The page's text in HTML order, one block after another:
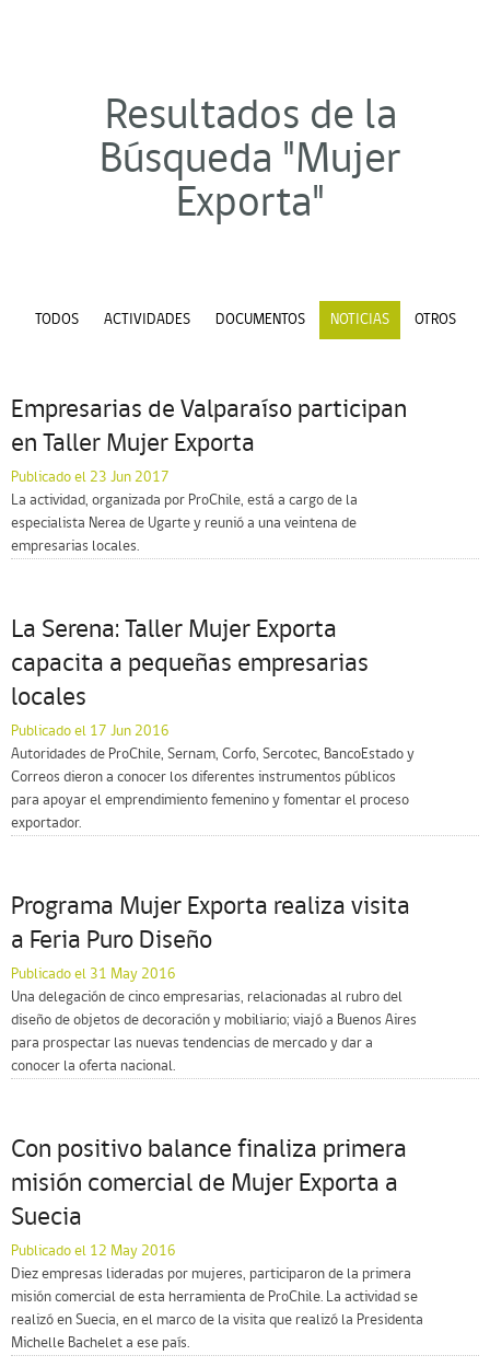
Resultados de la
Búsqueda "Mujer
Exporta"
TODOS ACTIVIDADES DOCUMENTOS NOTICIAS OTROS
Empresarias de Valparaíso participan
en Taller Mujer Exporta
Publicado el 23 Jun 2017
La actividad, organizada por ProChile, está a cargo de la
especialista Nerea de Ugarte y reunió a una veintena de
empresarias locales.
La Serena: Taller Mujer Exporta
capacita a pequeñas empresarias
locales
Publicado el 17 Jun 2016
Autoridades de ProChile, Sernam, Corfo, Sercotec, BancoEstado y
Correos dieron a conocer los diferentes instrumentos públicos
para apoyar el emprendimiento femenino y fomentar el proceso
exportador.
Programa Mujer Exporta realiza visita
a Feria Puro Diseño
Publicado el 31 May 2016
Una delegación de cinco empresarias, relacionadas al rubro del
diseño de objetos de decoración y mobiliario; viajó a Buenos Aires
para prospectar las nuevas tendencias de mercado y dar a
conocer la oferta nacional.
Con positivo balance finaliza primera
misión comercial de Mujer Exporta a
Suecia
Publicado el 12 May 2016
Diez empresas lideradas por mujeres, participaron de la primera
misión comercial de esta herramienta de ProChile. La actividad se
realizó en Suecia, en el marco de la visita que realizó la Presidenta
Michelle Bachelet a ese país.